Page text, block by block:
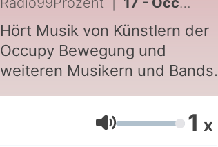
Hört Musik von Künstlern der
Occupy Bewegung und
weiteren Musikern und Bands.
Volumen 1 x